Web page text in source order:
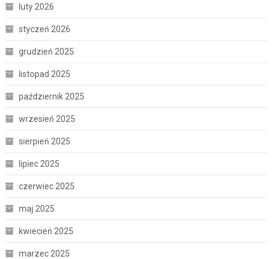
luty 2026
styczeń 2026
grudzień 2025
listopad 2025
październik 2025
wrzesień 2025
sierpień 2025
lipiec 2025
czerwiec 2025
maj 2025
kwiecień 2025
marzec 2025